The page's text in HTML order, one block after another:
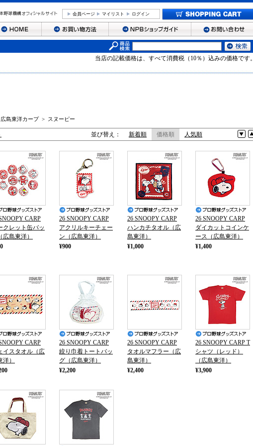
会員ページ マイリスト ログイン
当店の記載価格は、すべて消費税（10％）込みの価格です。
広島東洋カープ> スヌーピー
並び替え： 新着順 価格順 人気順
CARP
クレット缶バッ
広島東洋）
26 SNOOPY CARP
アクリルキーチェー
ン（広島東洋）
¥900
26 SNOOPY CARP
ハンカチタオル（広
島東洋）
¥1,000
26 SNOOPY CARP
ダイカットコインケ
ース（広島東洋）
¥1,400
CARP
イスタオル（広
洋）
26 SNOOPY CARP
絞り巾着トートバッ
グ（広島東洋）
¥2,200
26 SNOOPY CARP
タオルマフラー（広
島東洋）
¥2,400
26 SNOOPY CARP T
シャツ（レッド）
（広島東洋）
¥3,900